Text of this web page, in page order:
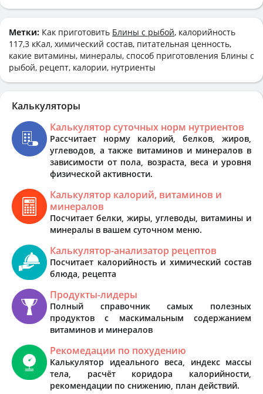
Метки: Как приготовить Блины с рыбой, калорийность
117,3 кКал, химический состав, питательная ценность,
какие витамины, минералы, способ приготовления Блины с
рыбой, рецепт, калории, нутриенты
Калькуляторы
Калькулятор суточных норм нутриентов
Рассчитает норму калорий, белков, жиров,
углеводов, а также витаминов и минералов в
зависимости от пола, возраста, веса и уровня
физической активности.
Калькулятор калорий, витаминов и
минералов
Посчитает белки, жиры, углеводы, витамины и
минералы в вашем суточном меню.
Калькулятор-анализатор рецептов
Посчитает калорийность и химический состав
блюда, рецепта
Продукты-лидеры
Полный справочник самых полезных
продуктов с маскимальным содержанием
витаминов и минералов
Рекомедации по похудению
Калькулятор идеального веса, индекс массы
тела, расчёт коридора калорийности,
рекомендации по снижению, план действий.